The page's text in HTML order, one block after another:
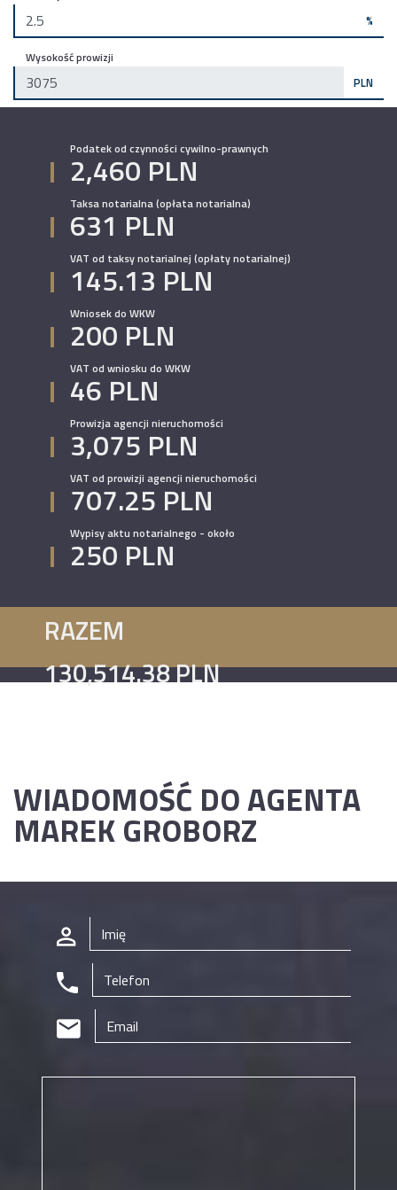
%
Wysokość prowizji
PLN
Podatek od czynności cywilno-prawnych
2,460 PLN
Taksa notarialna (opłata notarialna)
631 PLN
VAT od taksy notarialnej (opłaty notarialnej)
145.13 PLN
Wniosek do WKW
200 PLN
VAT od wniosku do WKW
46 PLN
Prowizja agencji nieruchomości
3,075 PLN
VAT od prowizji agencji nieruchomości
707.25 PLN
Wypisy aktu notarialnego - około
250 PLN
RAZEM
130,514.38 PLN
WIADOMOŚĆ DO AGENTA
MAREKGROBORZ